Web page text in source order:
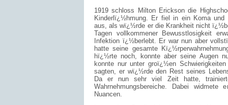
1919 schloss Milton Erickson die
Kinderlï¿½hmung. Er fiel in ein Koma
aus, als wï¿½rde er die Krankheit nicht
Tagen vollkommener Bewusstlosigkeit
Infektion ï¿½berlebt. Er war nun aber
hatte seine gesamte
hï¿½rte noch, konnte aber seine Augen
konnte nur unter groï¿½en
sagten, er wï¿½rde den Rest seines
Da er nun sehr viel Zeit hatte,
Wahrnehmungsbereiche. Dabei widmete
Nuancen.